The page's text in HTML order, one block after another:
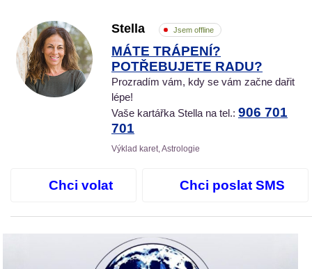
Stella Jsem offline
MÁTE TRÁPENÍ?
POTŘEBUJETE RADU?
Prozradím vám, kdy se vám začne dařit
lépe!
Vaše kartářka Stella na tel.: 906 701
701
Výklad karet, Astrologie
Chci volat Chci poslat SMS